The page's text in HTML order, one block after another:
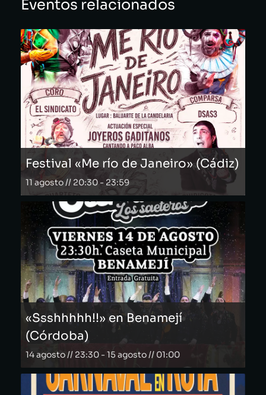
Eventos relacionados
Festival «Me río de Janeiro» (Cádiz)
11 agosto // 20:30 - 23:59
«Ssshhhhh!!» en Benamejí
(Córdoba)
14 agosto // 23:30 - 15 agosto // 01:00